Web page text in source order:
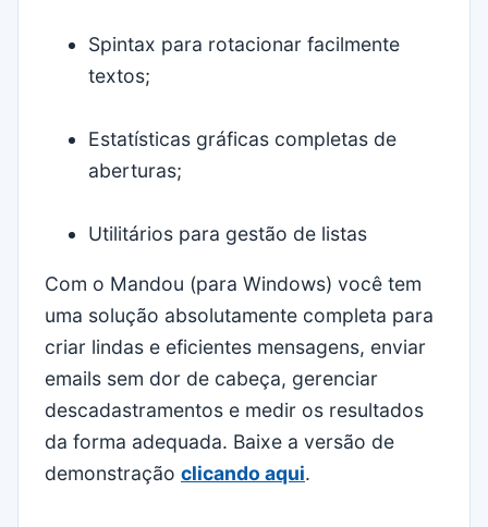
Spintax para rotacionar facilmente
textos;
Estatísticas gráficas completas de
aberturas;
Utilitários para gestão de listas
Com o Mandou (para Windows) você tem
uma solução absolutamente completa para
criar lindas e eficientes mensagens, enviar
emails sem dor de cabeça, gerenciar
descadastramentos e medir os resultados
da forma adequada. Baixe a versão de
demonstração clicando aqui.